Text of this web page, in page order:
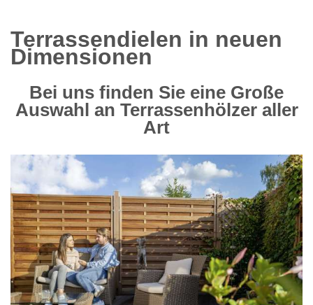
Terrassendielen in neuen
Dimensionen
Bei uns finden Sie eine Große
Auswahl an Terrassenhölzer aller
Art